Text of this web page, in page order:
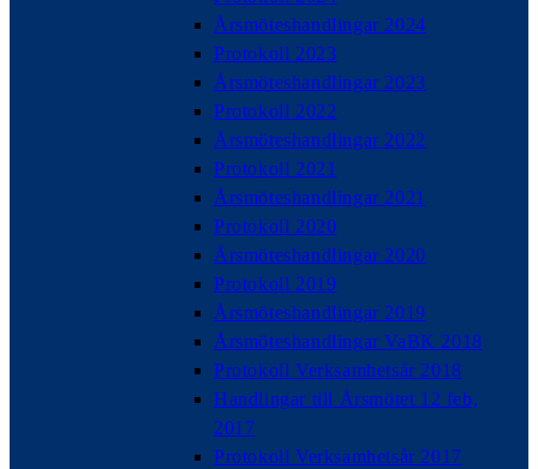
Årsmöteshandlingar 2024
Protokoll 2023
Årsmöteshandlingar 2023
Protokoll 2022
Årsmöteshandlingar 2022
Protokoll 2021
Årsmöteshandlingar 2021
Protokoll 2020
Årsmöteshandlingar 2020
Protokoll 2019
Årsmöteshandlingar 2019
Årsmöteshandlingar VaBK 2018
Protokoll Verksamhetsår 2018
Handlingar till Årsmötet 12 feb,
2017
Protokoll Verksamhetsår 2017